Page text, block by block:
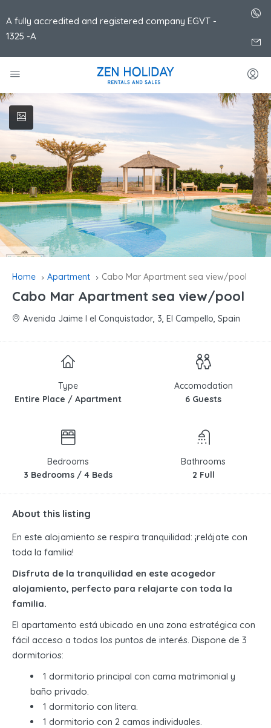
A fully accredited and registered company EGVT -
1325 -A
Home Apartment Cabo Mar Apartment sea view/pool
Cabo Mar Apartment sea view/pool
Avenida Jaime I el Conquistador, 3, El Campello, Spain
Type
Entire Place / Apartment
Accomodation
6 Guests
Bedrooms
3 Bedrooms / 4 Beds
Bathrooms
2 Full
About this listing
En este alojamiento se respira tranquilidad: ¡relájate con
toda la familia!
Disfruta de la tranquilidad en este acogedor
alojamiento, perfecto para relajarte con toda la
familia.
El apartamento está ubicado en una zona estratégica con
fácil acceso a todos los puntos de interés. Dispone de 3
dormitorios:
1 dormitorio principal con cama matrimonial y
baño privado.
1 dormitorio con litera.
1 dormitorio con 2 camas individuales.